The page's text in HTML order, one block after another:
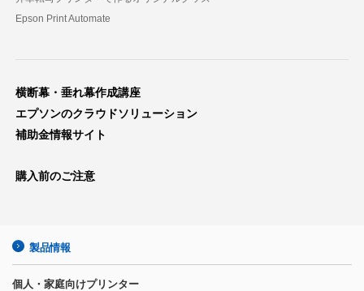
Epson Print Automate
横断幕・垂れ幕作成講座
エプソンのクラウドソリューション
補助金情報サイト
購入前のご注意
製品情報
個人・家庭向けプリンター